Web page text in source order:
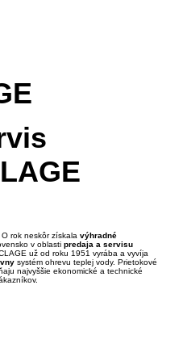
rok neskôr získala výhradné
v oblasti predaja a servisu
CLAGE už od roku 1951 vyrába a vyvíja
systém ohrevu teplej vody. Prietokové
najvyššie ekonomické a technické